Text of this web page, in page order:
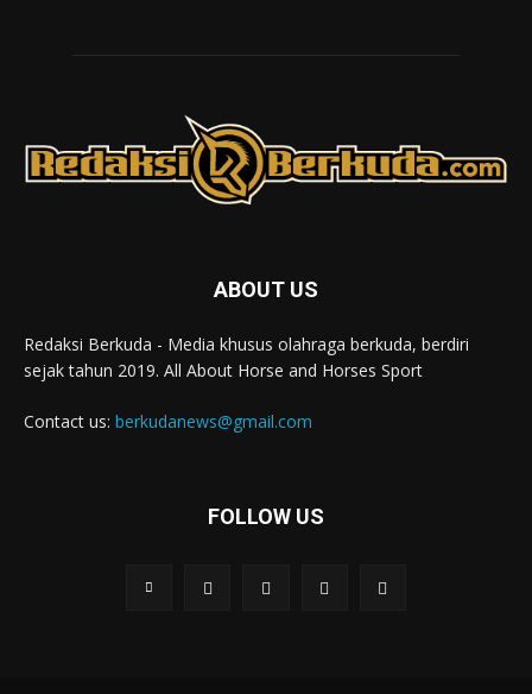
ABOUT US
Redaksi Berkuda - Media khusus olahraga berkuda, berdiri
sejak tahun 2019. All About Horse and Horses Sport
Contact us: berkudanews@gmail.com
FOLLOW US